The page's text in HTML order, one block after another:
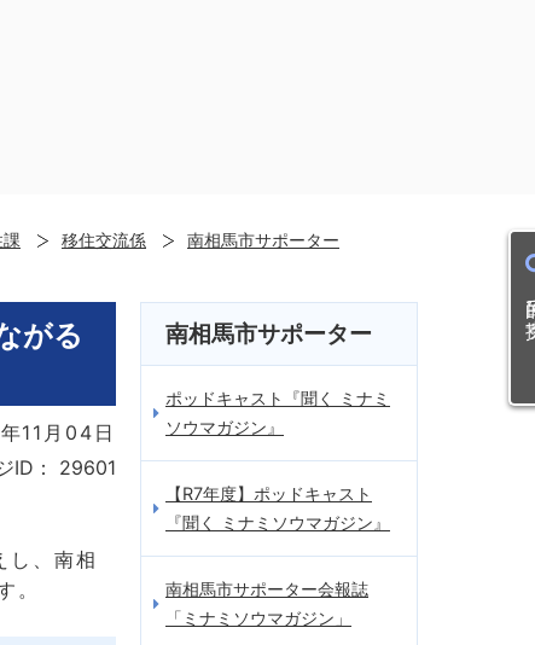
目
移住交流係
南相馬市サポーター
がる
11月04日
ID：
29601
し、南相
。
南相馬市サポーター
ポッドキャスト『聞く ミナミ
ソウマガジン』
【R7年度】ポッドキャスト
『聞く ミナミソウマガジン』
南相馬市サポーター会報誌
「ミナミソウマガジン」